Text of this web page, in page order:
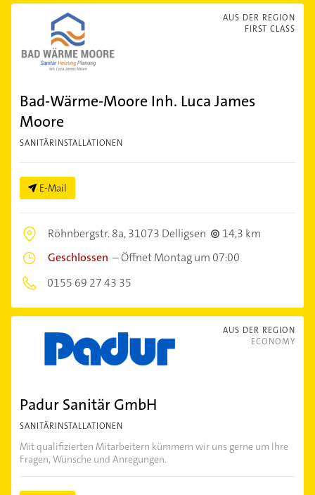
AUS DER REGION
FIRST CLASS
Bad-Wärme-Moore Inh. Luca James
Moore
SANITÄRINSTALLATIONEN
E-Mail
Röhnbergstr. 8a,31073 Delligsen
14,3 km
Geschlossen –Öffnet Montag um 07:00
0155 69 27 43 35
AUS DER REGION
ECONOMY
Padur Sanitär GmbH
SANITÄRINSTALLATIONEN
Mit qualifizierten Mitarbeitern kümmern wir uns gerne um Ihre
Fragen, Wünsche und Anregungen.